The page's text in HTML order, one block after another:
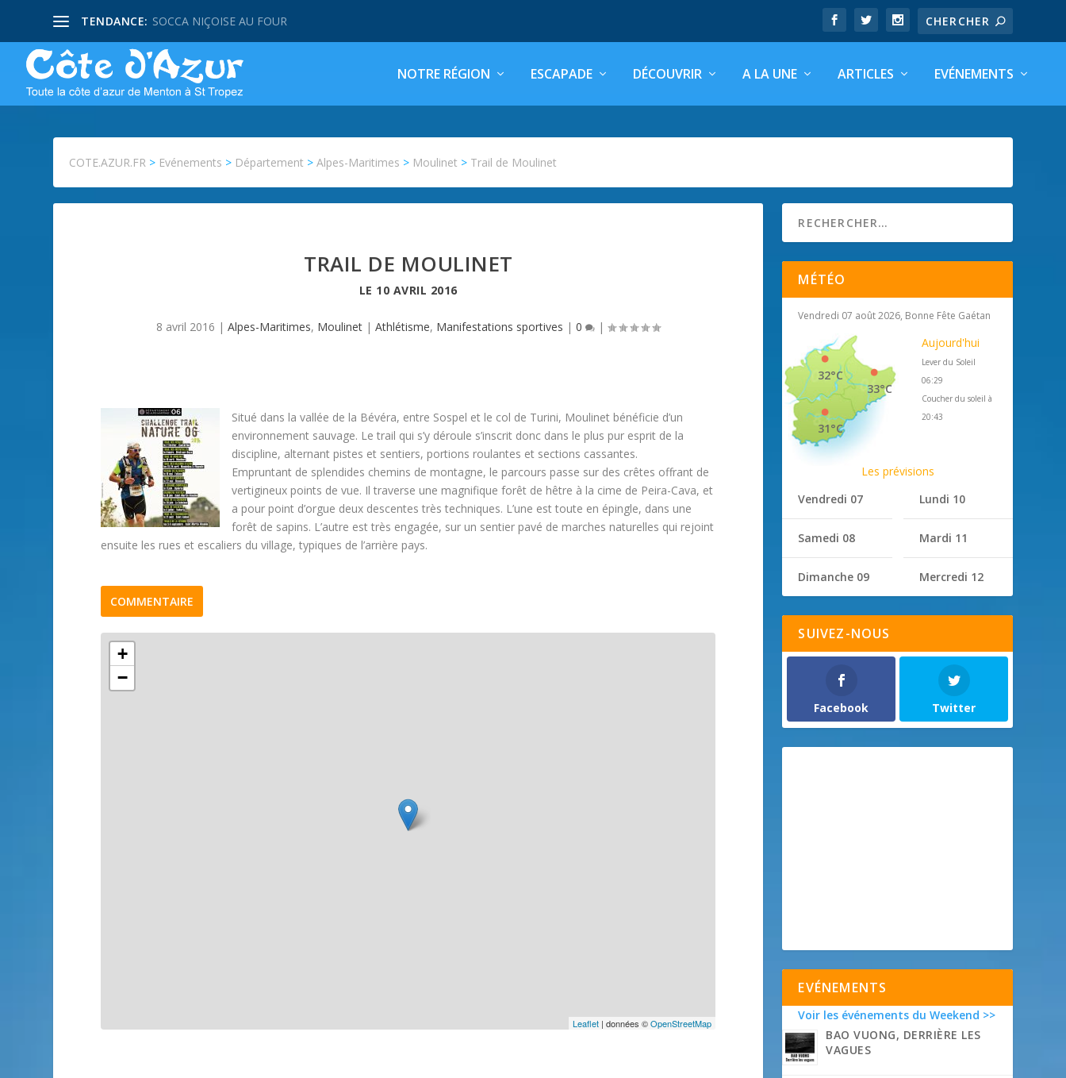
TENDANCE: SOCCA NIÇOISE AU FOUR
NOTRE RÉGION ESCAPADE DÉCOUVRIR A LA UNE ARTICLES EVÉNEMENTS
COTE.AZUR.FR > Evénements > Département >Alpes-Maritimes > Moulinet > Trail de Moulinet
TRAIL DE MOULINET
LE 10 AVRIL 2016
8 avril 2016 |Alpes-Maritimes, Moulinet |Athlétisme, Manifestations sportives |0 |
Situé dans la vallée de la Bévéra, entre Sospel et le col de Turini, Moulinet bénéficie d’un
environnement sauvage. Le trail qui s’y déroule s’inscrit donc dans le plus pur esprit de la
discipline, alternant pistes et sentiers, portions roulantes et sections cassantes.
Empruntant de splendides chemins de montagne, le parcours passe sur des crêtes offrant de
vertigineux points de vue. Il traverse une magnifique forêt de hêtre à la cime de Peira-Cava, et
a pour point d’orgue deux descentes très techniques. L’une est toute en épingle, dans une
forêt de sapins. L’autre est très engagée, sur un sentier pavé de marches naturelles qui rejoint
ensuite les rues et escaliers du village, typiques de l’arrière pays.
COMMENTAIRE
+
−
Leaflet | données ©OpenStreetMap
MÉTÉO
Vendredi 07 août 2026, Bonne Fête Gaétan
33°C
32°C
31°C
Aujourd'hui
Lever du Soleil
06:29
Coucher du soleil à
20:43
Les prévisions
Vendredi 07
Samedi 08
Dimanche 09
Lundi 10
Mardi 11
Mercredi 12
SUIVEZ-NOUS
Facebook Twitter
EVÉNEMENTS
Voir les événements du Weekend >>
BAO VUONG, DERRIÈRE LES
VAGUES